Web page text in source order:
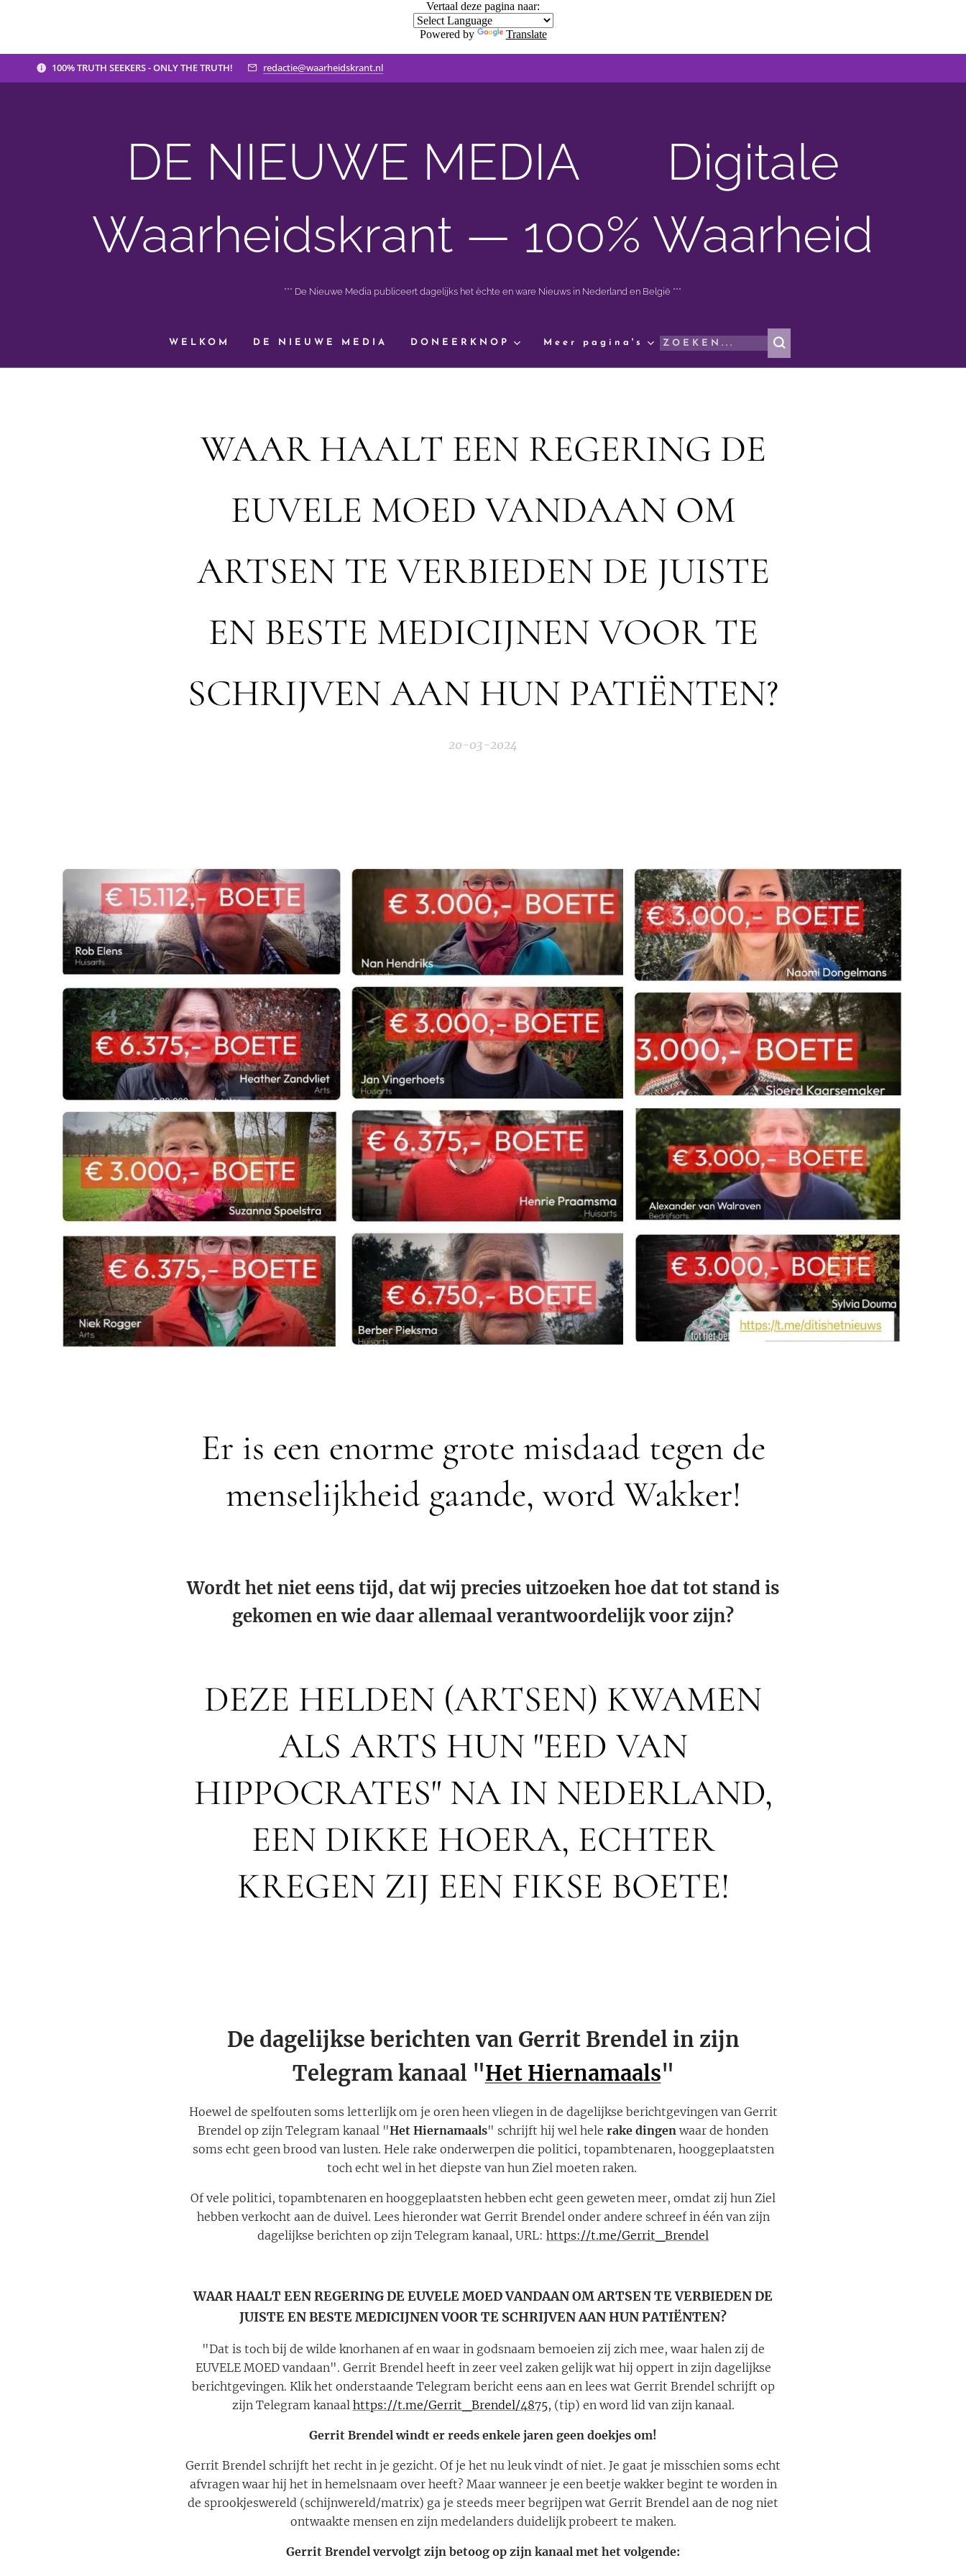
Vertaal deze pagina naar:
Powered by Translate
100% TRUTH SEEKERS - ONLY THE TRUTH! redactie@waarheidskrant.nl
DE NIEUWE MEDIA 🟣 Digitale
Waarheidskrant — 100% Waarheid
*** De Nieuwe Media publiceert dagelijks het èchte en ware Nieuws in Nederland en België ***
WELKOM DE NIEUWE MEDIA DONEERKNOP Meer pagina's
WAAR HAALT EEN REGERING DE
EUVELE MOED VANDAAN OM
ARTSEN TE VERBIEDEN DE JUISTE
EN BESTE MEDICIJNEN VOOR TE
SCHRIJVEN AAN HUN PATIËNTEN?
20-03-2024
Er is een enorme grote misdaad tegen de
menselijkheid gaande, word Wakker!
Wordt het niet eens tijd, dat wij precies uitzoeken hoe dat tot stand is
gekomen en wie daar allemaal verantwoordelijk voor zijn?
DEZE HELDEN (ARTSEN) KWAMEN
ALS ARTS HUN "EED VAN
HIPPOCRATES" NA IN NEDERLAND,
EEN DIKKE HOERA, ECHTER
KREGEN ZIJ EEN FIKSE BOETE!
De dagelijkse berichten van Gerrit Brendel in zijn
Telegram kanaal "Het Hiernamaals"
Hoewel de spelfouten soms letterlijk om je oren heen vliegen in de dagelijkse berichtgevingen van Gerrit
Brendel op zijn Telegram kanaal "Het Hiernamaals" schrijft hij wel hele rake dingen waar de honden
soms echt geen brood van lusten. Hele rake onderwerpen die politici, topambtenaren, hooggeplaatsten
toch echt wel in het diepste van hun Ziel moeten raken.
Of vele politici, topambtenaren en hooggeplaatsten hebben echt geen geweten meer, omdat zij hun Ziel
hebben verkocht aan de duivel. Lees hieronder wat Gerrit Brendel onder andere schreef in één van zijn
dagelijkse berichten op zijn Telegram kanaal, URL: https://t.me/Gerrit_Brendel
WAAR HAALT EEN REGERING DE EUVELE MOED VANDAAN OM ARTSEN TE VERBIEDEN DE
JUISTE EN BESTE MEDICIJNEN VOOR TE SCHRIJVEN AAN HUN PATIËNTEN?
"Dat is toch bij de wilde knorhanen af en waar in godsnaam bemoeien zij zich mee, waar halen zij de
EUVELE MOED vandaan". Gerrit Brendel heeft in zeer veel zaken gelijk wat hij oppert in zijn dagelijkse
berichtgevingen. Klik het onderstaande Telegram bericht eens aan en lees wat Gerrit Brendel schrijft op
zijn Telegram kanaal https://t.me/Gerrit_Brendel/4875, (tip) en word lid van zijn kanaal.
Gerrit Brendel windt er reeds enkele jaren geen doekjes om!
Gerrit Brendel schrijft het recht in je gezicht. Of je het nu leuk vindt of niet. Je gaat je misschien soms echt
afvragen waar hij het in hemelsnaam over heeft? Maar wanneer je een beetje wakker begint te worden in
de sprookjeswereld (schijnwereld/matrix) ga je steeds meer begrijpen wat Gerrit Brendel aan de nog niet
ontwaakte mensen en zijn medelanders duidelijk probeert te maken.
Gerrit Brendel vervolgt zijn betoog op zijn kanaal met het volgende: